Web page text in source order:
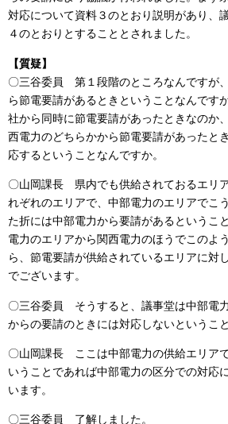
対応について資料３のとおり説明があり、
４のとおりとすることとされました。
【質疑】
〇三谷委員 第１段階のところなんですが
ら節電要請があるときということなんです
社から同時に節電要請があったときなのか
西電力のどちらかから節電要請があったと
応するということなんですか。
〇山岡課長 県内でも供給されておるエリ
れぞれのエリアで、中部電力のエリアでこ
た折には中部電力から要請があるというこ
電力のエリアから関西電力のほうでこのよ
ら、節電要請が供給されているエリアに対
でございます。
〇三谷委員 そうすると、議事堂は中部電
からの要請のときには対応しないということ
〇山岡課長 ここは中部電力の供給エリア
いうことであれば中部電力の区分での対応
います。
〇三谷委員 了解しました。